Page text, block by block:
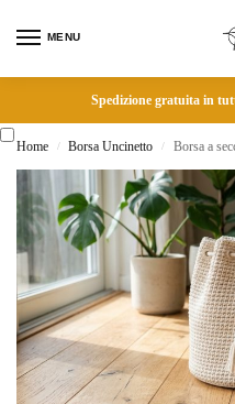
MENU
Spedizione gratuita in
Home / Borsa Uncinetto / Borsa a